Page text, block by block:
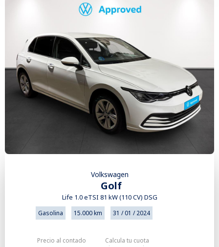
Volkswagen
Golf
Life 1.0 eTSI 81 kW (110 CV) DSG
Gasolina 15.000 km 31 / 01 / 2024
Precio al contado
Calcula tu cuota